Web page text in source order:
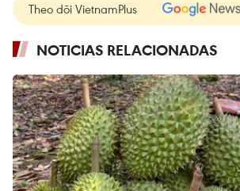
Theo dõi VietnamPlus
NOTICIAS RELACIONADAS